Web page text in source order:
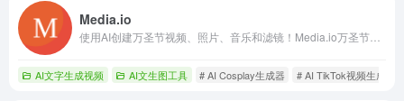
Media.io
AI文字生成视频 AI文生图工具 # AI Cosplay生成器 # AI TikTok视频生成